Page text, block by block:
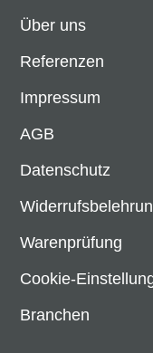
Über uns
Referenzen
Impressum
AGB
Datenschutz
Warenprüfung
Cookie-
Branchen